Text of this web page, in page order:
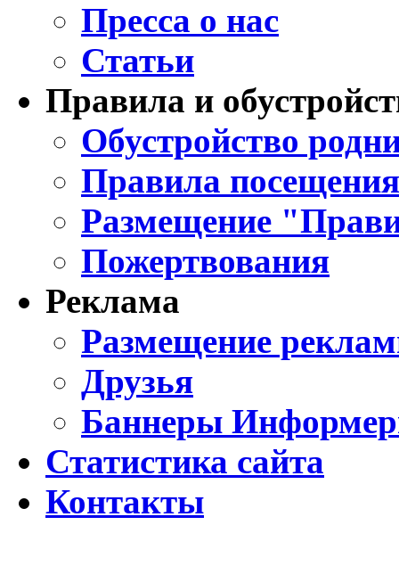
Пресса о нас
Статьи
Правила и
Обустройство
Правила
Размещение
Пожертвования
Реклама
Размещение
Друзья
Баннеры
Статистика сайта
Контакты